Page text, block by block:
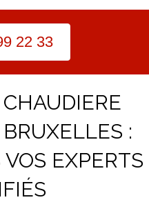
22 33
:
EXPERTS